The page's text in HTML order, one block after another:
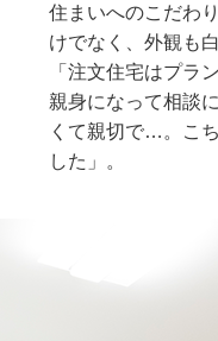
住まいへのこだわ
けでなく、外観も
「注文住宅はプラ
親身になって相談
くて親切で…。こ
した」。